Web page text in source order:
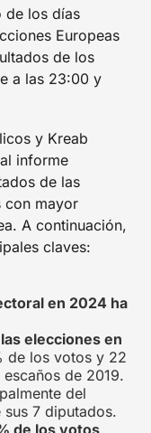
de los días
Europeas
de los
a las 23:00 y
y Kreab
informe
de las
con mayor
A continuación,
claves:
en 2024 ha
elecciones en
de los votos y 22
de 2019.
del
7 diputados.
de los votos,